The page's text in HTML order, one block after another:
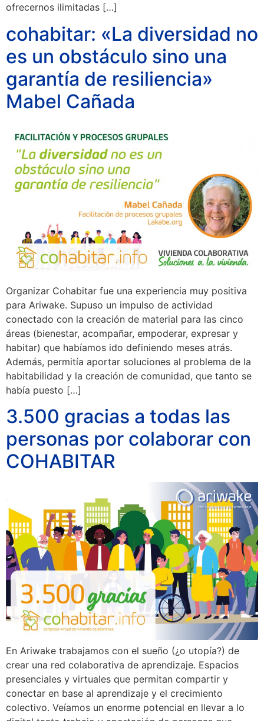
ofrecernos ilimitadas […]
cohabitar: «La diversidad no
es un obstáculo sino una
garantía de resiliencia»
Mabel Cañada
Organizar Cohabitar fue una experiencia muy positiva
para Ariwake. Supuso un impulso de actividad
conectado con la creación de material para las cinco
áreas (bienestar, acompañar, empoderar, expresar y
habitar) que habíamos ido definiendo meses atrás.
Además, permitía aportar soluciones al problema de la
habitabilidad y la creación de comunidad, que tanto se
había puesto […]
3.500 gracias a todas las
personas por colaborar con
COHABITAR
En Ariwake trabajamos con el sueño (¿o utopía?) de
crear una red colaborativa de aprendizaje. Espacios
presenciales y virtuales que permitan compartir y
conectar en base al aprendizaje y el crecimiento
colectivo. Veíamos un enorme potencial en llevar a lo